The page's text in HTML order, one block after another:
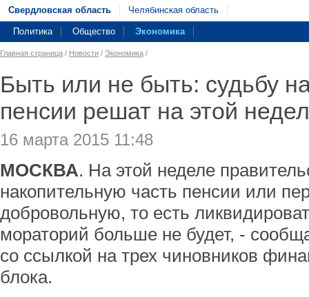
Свердловская область Челябинская область
Политика Общество Экономика
Главная страница / Новости / Экономика /
Быть или не быть: судьбу
пенсии решат на этой
16 марта 2015 11:48
МОСКВА. На этой неделе
накопительную часть пенсии или
добровольную, то есть
мораторий больше не будет, -
со ссылкой на трех чиновников
блока.